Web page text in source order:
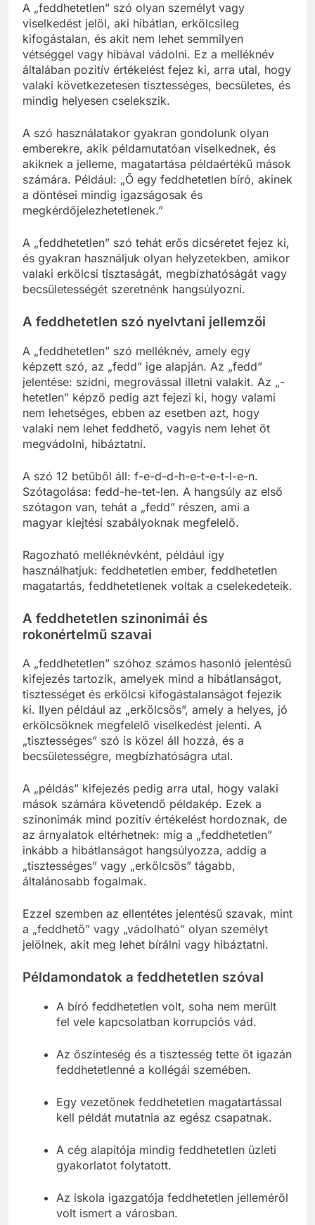
A „feddhetetlen” szó olyan személyt vagy
viselkedést jelöl, aki hibátlan, erkölcsileg
kifogástalan, és akit nem lehet semmilyen
vétséggel vagy hibával vádolni. Ez a melléknév
általában pozitív értékelést fejez ki, arra utal, hogy
valaki következetesen tisztességes, becsületes, és
mindig helyesen cselekszik.
A szó használatakor gyakran gondolunk olyan
emberekre, akik példamutatóan viselkednek, és
akiknek a jelleme, magatartása példaértékű mások
számára. Például: „Ő egy feddhetetlen bíró, akinek
a döntései mindig igazságosak és
megkérdőjelezhetetlenek.”
A „feddhetetlen” szó tehát erős dicséretet fejez ki,
és gyakran használjuk olyan helyzetekben, amikor
valaki erkölcsi tisztaságát, megbízhatóságát vagy
becsületességét szeretnénk hangsúlyozni.
A feddhetetlen szó nyelvtani jellemzői
A „feddhetetlen” szó melléknév, amely egy
képzett szó, az „fedd” ige alapján. Az „fedd”
jelentése: szidni, megrovással illetni valakit. Az „-
hetetlen” képző pedig azt fejezi ki, hogy valami
nem lehetséges, ebben az esetben azt, hogy
valaki nem lehet feddhető, vagyis nem lehet őt
megvádolni, hibáztatni.
A szó 12 betűből áll: f-e-d-d-h-e-t-e-t-l-e-n.
Szótagolása: fedd-he-tet-len. A hangsúly az első
szótagon van, tehát a „fedd” részen, ami a
magyar kiejtési szabályoknak megfelelő.
Ragozható melléknévként, például így
használhatjuk: feddhetetlen ember, feddhetetlen
magatartás, feddhetetlenek voltak a cselekedeteik.
A feddhetetlen szinonimái és
rokonértelmű szavai
A „feddhetetlen” szóhoz számos hasonló jelentésű
kifejezés tartozik, amelyek mind a hibátlanságot,
tisztességet és erkölcsi kifogástalanságot fejezik
ki. Ilyen például az „erkölcsös”, amely a helyes, jó
erkölcsöknek megfelelő viselkedést jelenti. A
„tisztességes” szó is közel áll hozzá, és a
becsületességre, megbízhatóságra utal.
A „példás” kifejezés pedig arra utal, hogy valaki
mások számára követendő példakép. Ezek a
szinonimák mind pozitív értékelést hordoznak, de
az árnyalatok eltérhetnek: míg a „feddhetetlen”
inkább a hibátlanságot hangsúlyozza, addig a
„tisztességes” vagy „erkölcsös” tágabb,
általánosabb fogalmak.
Ezzel szemben az ellentétes jelentésű szavak, mint
a „feddhető” vagy „vádolható” olyan személyt
jelölnek, akit meg lehet bírálni vagy hibáztatni.
Példamondatok a feddhetetlen szóval
A bíró feddhetetlen volt, soha nem merült
fel vele kapcsolatban korrupciós vád.
Az őszinteség és a tisztesség tette őt igazán
feddhetetlenné a kollégái szemében.
Egy vezetőnek feddhetetlen magatartással
kell példát mutatnia az egész csapatnak.
A cég alapítója mindig feddhetetlen üzleti
gyakorlatot folytatott.
Az iskola igazgatója feddhetetlen jelleméről
volt ismert a városban.